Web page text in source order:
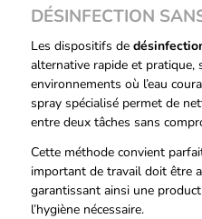
DÉSINFECTION
Les dispositifs de
alternative rapide et pratique,
environnements où l’eau
spray spécialisé permet de
entre deux tâches sans
Cette méthode convient
important de travail doit être
garantissant ainsi une
l’hygiène nécessaire.